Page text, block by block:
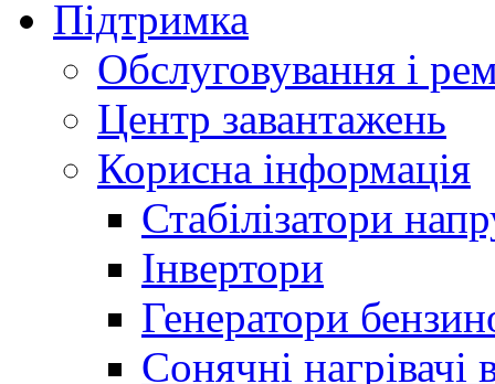
Підтримка
Обслуговування і
Центр завантажень
Корисна інформація
Стабілізатори
Інвертори
Генератори
Сонячні нагрівачі